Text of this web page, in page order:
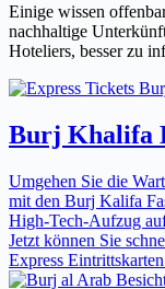
Einige wissen
nachhaltige
Hoteliers, besser zu
Burj Khalifa
Umgehen Sie die
mit den Burj Kalifa
High-Tech-Aufzug
Jetzt können Sie
Express